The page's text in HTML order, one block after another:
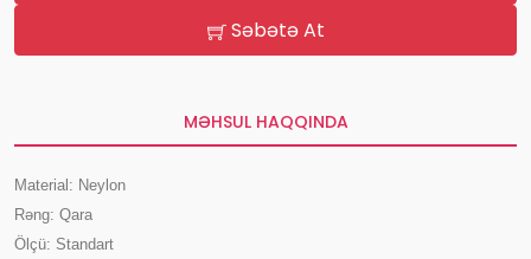
Səbətə At
MƏHSUL HAQQINDA
Material: Neylon
Rəng: Qara
Ölçü: Standart